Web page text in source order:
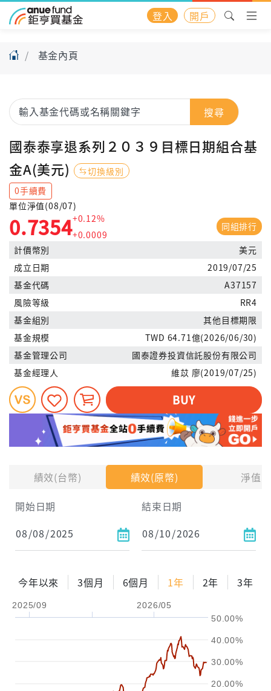
登入 開戶
基金內頁
績效(台幣) 績效(原幣)
淨值
開始日期
結束日期
今年以來 3個月 6個月 1年 2年 3年
2025/09 2026/05
20.00%
30.00%
40.00%
50.00%
搜尋
國泰泰享退系列２０３９目標日期組合基
金A(美元)
切換級別
0手續費
單位淨值(08/07)
0.7354+0.12%
+0.0009
同組排行
計價幣別
美元
成立日期
2019/07/25
基金代碼
A37157
風險等級
RR4
基金組別
其他目標期限
基金規模
TWD 64.71億(2026/06/30)
基金管理公司
國泰證券投資信託股份有限公司
基金經理人
維苡 廖(2019/07/25)
BUY